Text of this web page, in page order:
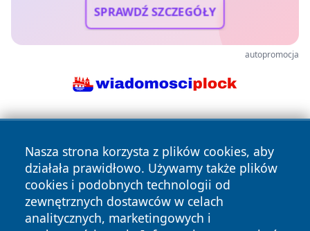
SPRAWDŹ SZCZEGÓŁY
autopromocja
Nasza strona korzysta z plików cookies, aby
działała prawidłowo. Używamy także plików
cookies i podobnych technologii od
zewnętrznych dostawców w celach
analitycznych, marketingowych i
Copyright © 2026 myslowicki24.pl Wszystkie prawa
zastrzeżone.